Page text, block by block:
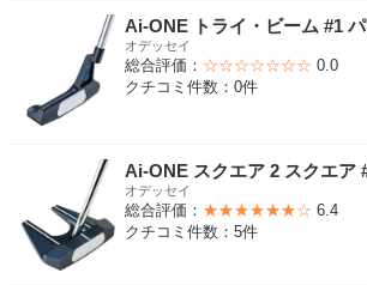
Ai-ONE トライ・ビーム #1
オデッセイ
総合評価： ☆☆☆☆☆☆☆ 0.0
クチコミ件数：0件
Ai-ONE スクエア 2 スクエア
オデッセイ
総合評価： ★★★★★★☆ 6.4
クチコミ件数：5件